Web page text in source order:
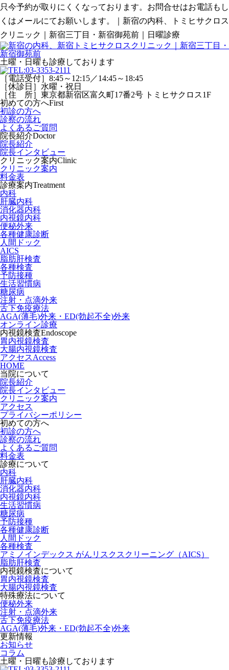
只今予約が取りにくくなっております。お問合せはお電話もし
くはメールにてお願いします。｜新宿の内科、トミヒサクロス
クリニック｜新宿三丁目・新宿御苑前｜日曜診療
土曜・日曜 も診療しております
［電話受付］8:45～12:15／14:45～18:45
［休診日］水曜・祝日
［住 所］東京都新宿区富久町17番2号 トミヒサクロス1F
初めての方へFirst
初診の方へ
診察の流れ
よくあるご質問
院長紹介Doctor
院長紹介
院長インタビュー
クリニック案内Clinic
クリニック案内
料金表
診療案内Treatment
内科
肝臓内科
消化器内科
内視鏡内科
便秘外来
各種健康診断
人間ドック
AICS
脂肪肝検査
各種検査
予防接種
生活習慣病
糖尿病
注射・点滴外来
舌下免疫療法
AGA(薄毛)外来・ED(勃起不全)外来
オンライン診療
内視鏡検査Endoscope
胃内視鏡検査
大腸内視鏡検査
アクセスAccess
HOME
当院について
院長紹介
院長インタビュー
クリニック案内
アクセス
プライバシーポリシー
初めての方へ
初診の方へ
診察の流れ
よくあるご質問
料金表
診療について
内科
肝臓内科
消化器内科
内視鏡内科
生活習慣病
糖尿病
予防接種
各種健康診断
人間ドック
各種検査
アミノインデックス がんリスクスクリーニング（AICS）
脂肪肝検査
内視鏡検査について
胃内視鏡検査
大腸内視鏡検査
特殊療法について
便秘外来
注射・点滴外来
舌下免疫療法
AGA(薄毛)外来・ED(勃起不全)外来
更新情報
お知らせ
コラム
土曜・日曜 も診療しております